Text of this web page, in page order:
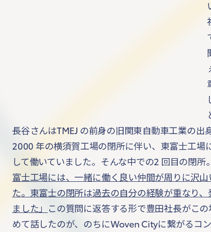
長谷さんはTMEJ の前身の旧関東自動車工業の出身
2000 年の横須賀工場の閉所に伴い、東富士工場
して働いていました。そんな中での2 回目の閉所。
富士工場には、一緒に働く良い仲間が周りに沢山
た。東富士の閉所は過去の自分の経験が重なり、
ました」
この質問に返答する形で豊田社長がこの
めて話したのが、のちにWoven Cityに繋がるコ